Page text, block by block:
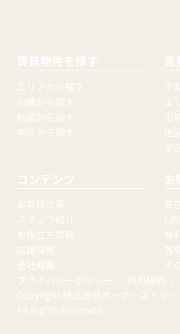
賃貸物件を探す
エリアから探す
沿線から探す
地図から探す
学区から探す
売
不
エ
沿
地
学
コンテンツ
お客様の声
スタッフ紹介
お役立ち情報
店舗情報
会社概要
お
来
無
各
そ
プライバシーポリシー
利用規約
Copyright 株式会社オーナーズ・リー
All Rights Reserved.